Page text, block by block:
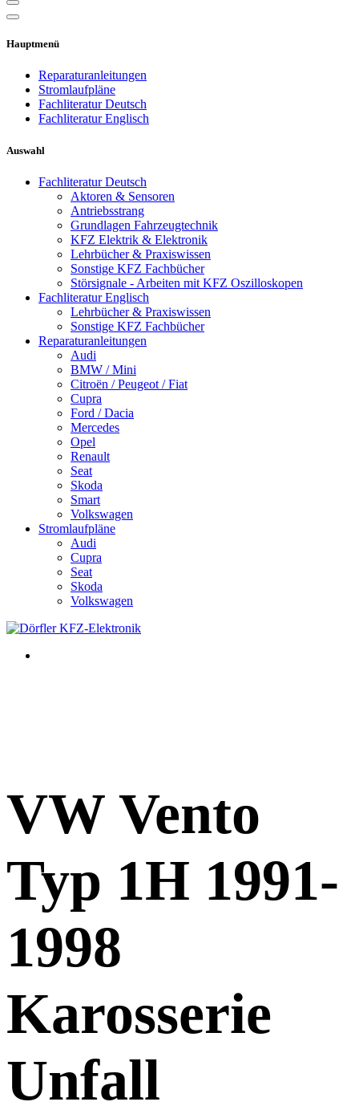
Hauptmenü
Reparaturanleitungen
Stromlaufpläne
Fachliteratur Deutsch
Fachliteratur Englisch
Auswahl
Fachliteratur Deutsch
Aktoren & Sensoren
Antriebsstrang
Grundlagen Fahrzeugtechnik
KFZ Elektrik & Elektronik
Lehrbücher & Praxiswissen
Sonstige KFZ Fachbücher
Störsignale - Arbeiten mit KFZ Oszilloskopen
Fachliteratur Englisch
Lehrbücher & Praxiswissen
Sonstige KFZ Fachbücher
Reparaturanleitungen
Audi
BMW / Mini
Citroën / Peugeot / Fiat
Cupra
Ford / Dacia
Mercedes
Opel
Renault
Seat
Skoda
Smart
Volkswagen
Stromlaufpläne
Audi
Cupra
Seat
Skoda
Volkswagen
VW Vento
Typ 1H 1991-
1998
Karosserie
Unfall